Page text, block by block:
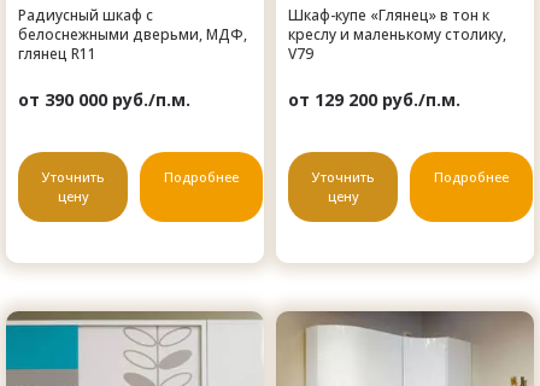
Радиусный шкаф с
белоснежными дверьми, МДФ,
глянец R11
от 390 000 руб./п.м.
Уточнить
цену
Подробнее
Шкаф-купе «Глянец» в тон к
креслу и маленькому столику,
V79
от 129 200 руб./п.м.
Уточнить
цену
Подробнее